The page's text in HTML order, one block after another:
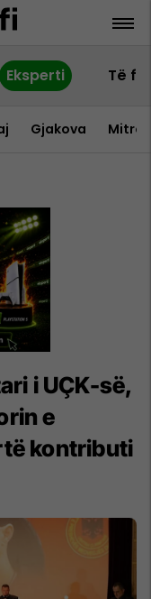
Eksperti Të
Gjakova
i UÇK-së,
e
kontributi